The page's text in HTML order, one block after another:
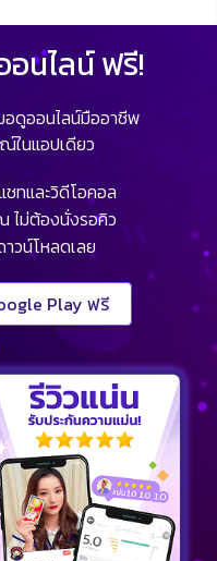
นไลน์ ฟรี!
ดูออนไลน์มืออาชีพ
ในแอปเดียว
ทและวิดีโอคอล
ไม่ต้องนั่งรอคิว
วน์โหลดเลย
Play ฟรี